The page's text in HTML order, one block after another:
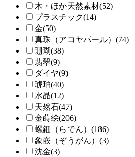
木・ほか天然素材(52)
プラスチック(14)
金(50)
真珠（アコヤパール）(74)
珊瑚(38)
翡翠(9)
ダイヤ(9)
琥珀(40)
水晶(12)
天然石(47)
金蒔絵(206)
螺鈿（らでん）(186)
象嵌（ぞうがん）(3)
沈金(3)